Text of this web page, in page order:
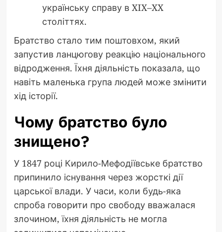
українську справу в XIX–XX
століттях.
Братство стало тим поштовхом, який
запустив ланцюгову реакцію національного
відродження. Їхня діяльність показала, що
навіть маленька група людей може змінити
хід історії.
Чому братство було
знищено?
У 1847 році Кирило-Мефодіївське братство
припинило існування через жорсткі дії
царської влади. У часи, коли будь-яка
спроба говорити про свободу вважалася
злочином, їхня діяльність не могла